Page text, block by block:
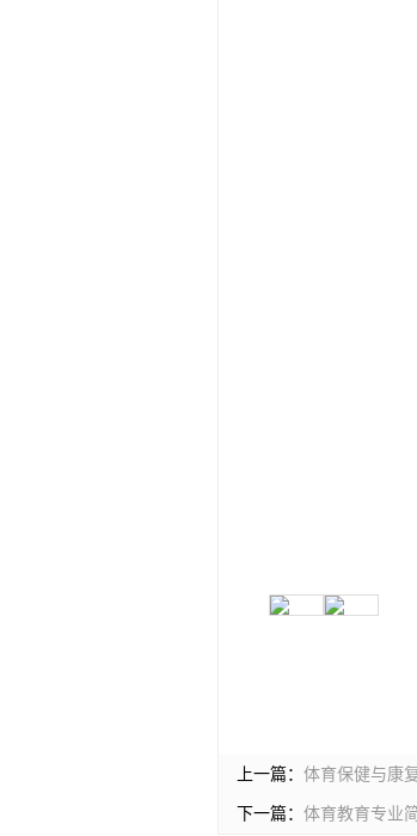
上一篇： 体育保健与康
下一篇： 体育教育专业